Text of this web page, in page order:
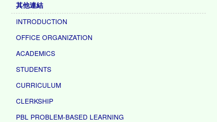
其他連結
INTRODUCTION
OFFICE ORGANIZATION
ACADEMICS
STUDENTS
CURRICULUM
CLERKSHIP
PBL PROBLEM-BASED LEARNING